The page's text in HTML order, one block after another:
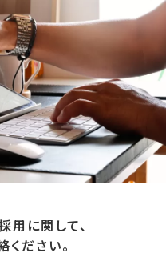
用に関して、
ください。